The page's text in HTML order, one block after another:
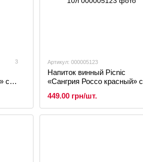
3
с
Артикул: 000005123
Напиток винный Picnic
«Сангрия Россо красный» с
10л
449.00 грн/шт.